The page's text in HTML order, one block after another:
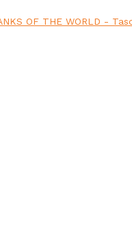
OF THE WORLD -